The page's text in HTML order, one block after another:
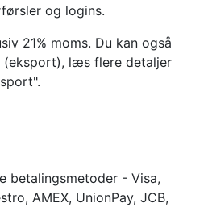
og logins.
21% moms. Du kan også
(eksport), læs flere detaljer
betalingsmetoder - Visa,
AMEX, UnionPay, JCB,